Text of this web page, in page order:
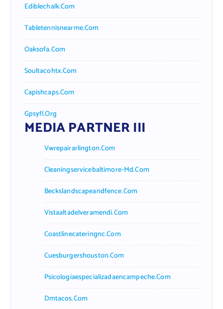
Ediblechalk.com
Tabletennisnearme.com
Oaksofa.com
Soultacohtx.com
Capishcaps.com
Gpsyfl.org
MEDIA PARTNER III
Vwrepairarlington.com
Cleaningservicebaltimore-Md.com
Beckslandscapeandfence.com
Vistaaltadelveramendi.com
Coastlinecateringnc.com
Cuesburgershouston.com
Psicologiaespecializadaencampeche.com
Dmtacos.com